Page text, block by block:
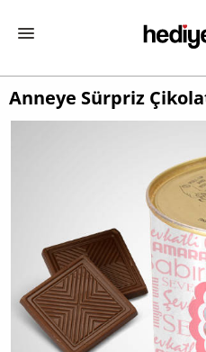
Anneye Sürpriz